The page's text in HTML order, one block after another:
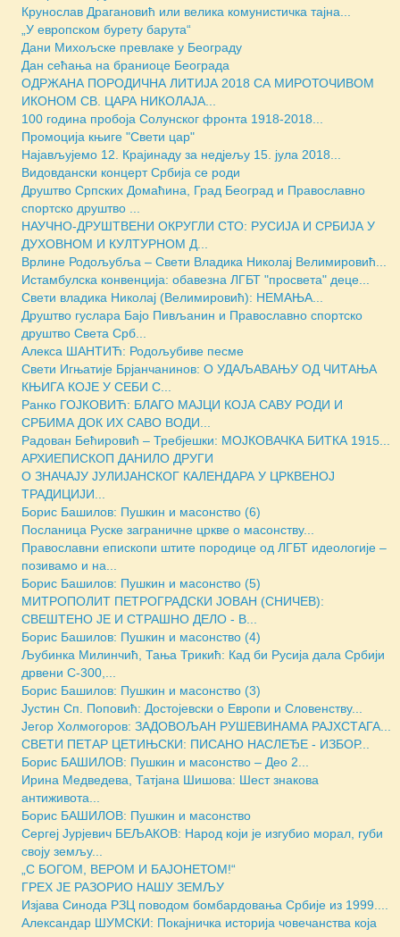
Крунослав Драгановић или велика комунистичка тајна...
„У европском бурету барута“
Дани Михољске превлаке у Београду
Дан сећања на браниоце Београда
ОДРЖАНА ПОРОДИЧНА ЛИТИЈА 2018 СА МИРОТОЧИВОМ
ИКОНОМ СВ. ЦАРА НИКОЛАЈА...
100 година пробоја Солунског фронта 1918-2018...
Промоција књиге "Свети цар"
Најављујемо 12. Крајинаду за недјељу 15. јула 2018...
Видовдански концерт Србија се роди
Друштво Српских Домаћина, Град Београд и Православно
спортско друштво ...
НАУЧНО-ДРУШТВЕНИ ОКРУГЛИ СТО: РУСИЈА И СРБИЈА У
ДУХОВНОМ И КУЛТУРНОМ Д...
Врлине Родољубља – Свети Владика Николај Велимировић...
Истамбулска конвенција: обавезна ЛГБТ "просвета" деце...
Свети владика Николај (Велимировић): НЕМАЊА...
Друштво гуслара Бајо Пивљанин и Православно спортско
друштво Света Срб...
Алекса ШАНТИЋ: Родољубиве песме
Свети Игњатиjе Брјанчанинов: О УДАЉАВАЊУ ОД ЧИТАЊА
КЊИГА КОЈЕ У СЕБИ С...
Ранко ГОЈКОВИЋ: БЛАГО МАЈЦИ КОЈА САВУ РОДИ И
СРБИМА ДОК ИХ САВО ВОДИ...
Радован Бећировић – Требјешки: МОЈКОВАЧКА БИТКА 1915...
АРХИЕПИСКОП ДАНИЛО ДРУГИ
О ЗНАЧАЈУ ЈУЛИЈАНСКОГ КАЛЕНДАРА У ЦРКВЕНОЈ
ТРАДИЦИЈИ...
Борис Башилов: Пушкин и масонство (6)
Посланица Руске заграничне цркве о масонству...
Православни епископи штите породице од ЛГБТ идеологије –
позивамо и на...
Борис Башилов: Пушкин и масонство (5)
МИТРОПОЛИТ ПЕТРОГРАДСКИ ЈОВАН (СНИЧЕВ):
СВЕШТЕНО ЈЕ И СТРАШНО ДЕЛО - В...
Борис Башилов: Пушкин и масонство (4)
Љубинка Милинчић, Тања Трикић: Кад би Русија дала Србији
дрвени С-300,...
Борис Башилов: Пушкин и масонство (3)
Јустин Сп. Поповић: Достојевски о Европи и Словенству...
Јегор Холмогоров: ЗАДОВОЉАН РУШЕВИНАМА РАЈХСТАГА...
СВЕТИ ПЕТАР ЦЕТИЊСКИ: ПИСАНО НАСЛЕЂЕ - ИЗБОР...
Борис БАШИЛОВ: Пушкин и масонство – Део 2...
Ирина Медведева, Татјана Шишова: Шест знакова
антиживота...
Борис БАШИЛОВ: Пушкин и масонство
Сергеј Јурјевич БЕЉАКОВ: Народ који је изгубио морал, губи
своју земљу...
„С БОГОМ, ВЕРОМ И БАЈОНЕТОМ!“
ГРЕХ ЈЕ РАЗОРИО НАШУ ЗЕМЉУ
Изјава Синода РЗЦ поводом бомбардовања Србије из 1999....
Александар ШУМСКИ: Покајничка историја човечанства која